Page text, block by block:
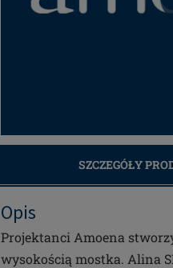
SZCZEGÓŁY
Opis
Projektanci Amoena
wysokością mostka. Alina